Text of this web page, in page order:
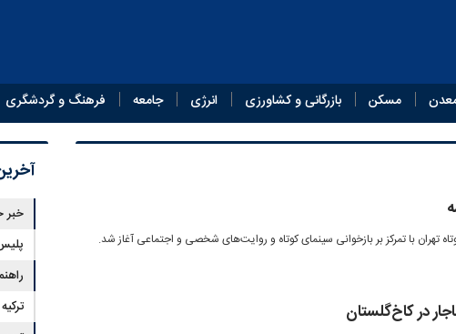
مسکن بازرگانی و کشاورزی انرژی جامعه فرهنگ و گردشگری
تهران با تمرکز بر بازخوانی سینمای کوتاه و روایت‌های شخصی و اجتماعی آغاز شد.
خبر